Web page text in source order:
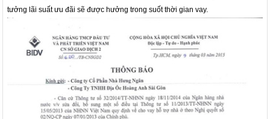
tưởng lãi suất ưu đãi sẽ được hưởng trong suốt thời gian vay.